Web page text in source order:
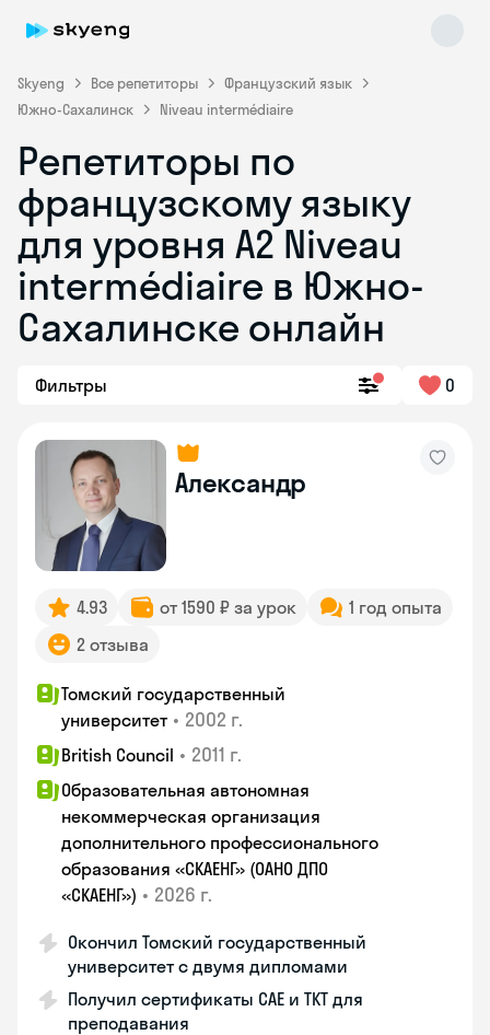
Skyeng Все репетиторы
Французский язык
Южно-Сахалинск
Niveau intermédiaire
Репетиторы по
французскому языку
для уровня A2 Niveau
intermédiaire в Южно-
Сахалинске онлайн
Фильтры 0
Александр
4.93 от 1590 ₽ за урок
1 год опыта
2 отзыва
Томский государственный
университет • 2002 г.
British Council • 2011 г.
Образовательная автономная
некоммерческая организация
дополнительного профессионального
образования «СКАЕНГ» (ОАНО ДПО
«СКАЕНГ») • 2026 г.
Окончил Томский государственный
университет с двумя дипломами
Получил сертификаты CAE и TKT для
преподавания
Skyeng Chat